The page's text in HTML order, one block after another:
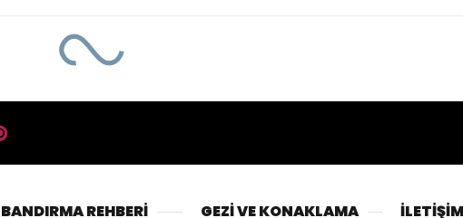
BANDIRMA REHBERİ GEZİ VE KONAKLAMA İLETİŞİM